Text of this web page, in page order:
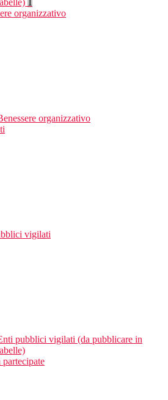
organizzativo
organizzativo
vigilati
pubblici vigilati (da pubblicare in
partecipate